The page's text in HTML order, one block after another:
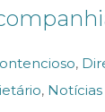
,
, Notícias